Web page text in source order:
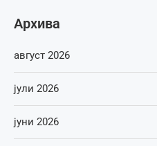
Архива
август 2026
јули 2026
јуни 2026